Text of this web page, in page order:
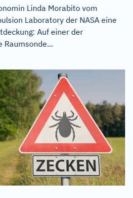
Linda Morabito vom
Laboratory der NASA eine
Auf einer der
Raumsonde...